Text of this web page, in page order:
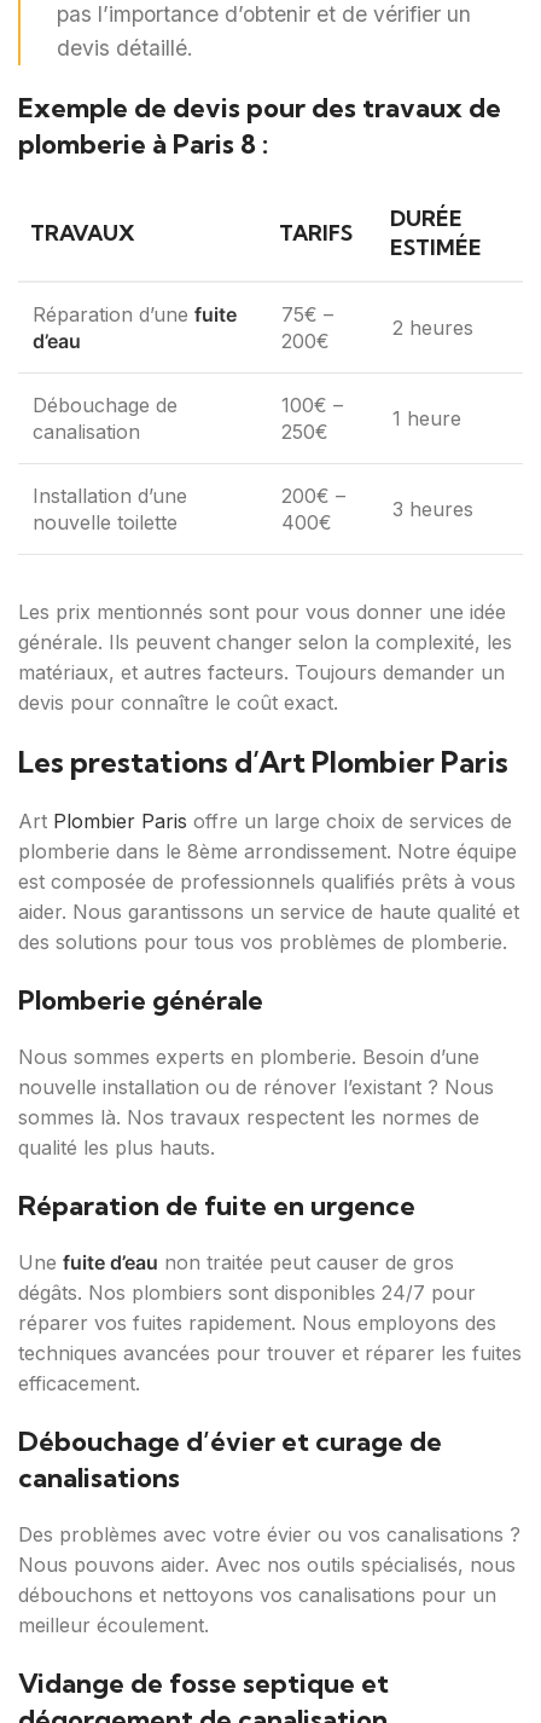
pas l’importance d’obtenir et de vérifier un
devis détaillé.
Exemple de devis pour des travaux de
plomberie à Paris 8 :
TRAVAUX TARIFS
DURÉE
ESTIMÉE
Réparation d’une fuite
d’eau
75€ –
200€
2 heures
Débouchage de
canalisation
100€ –
250€
1 heure
Installation d’une
nouvelle toilette
200€ –
400€
3 heures
Les prix mentionnés sont pour vous donner une idée
générale. Ils peuvent changer selon la complexité, les
matériaux, et autres facteurs. Toujours demander un
devis pour connaître le coût exact.
Les prestations d’Art Plombier Paris
Art Plombier Paris offre un large choix de services de
plomberie dans le 8ème arrondissement. Notre équipe
est composée de professionnels qualifiés prêts à vous
aider. Nous garantissons un service de haute qualité et
des solutions pour tous vos problèmes de plomberie.
Plomberie générale
Nous sommes experts en plomberie. Besoin d’une
nouvelle installation ou de rénover l’existant ? Nous
sommes là. Nos travaux respectent les normes de
qualité les plus hauts.
Réparation de fuite en urgence
Une fuite d’eau non traitée peut causer de gros
dégâts. Nos plombiers sont disponibles 24/7 pour
réparer vos fuites rapidement. Nous employons des
techniques avancées pour trouver et réparer les fuites
efficacement.
Débouchage d’évier et curage de
canalisations
Des problèmes avec votre évier ou vos canalisations ?
Nous pouvons aider. Avec nos outils spécialisés, nous
débouchons et nettoyons vos canalisations pour un
meilleur écoulement.
Vidange de fosse septique et